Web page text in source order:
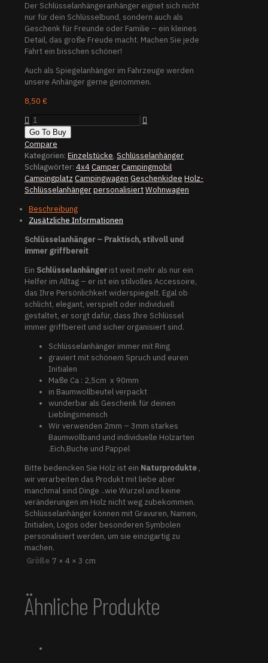
Der Schlüsselanhängeranhänger eignet sich nicht
nur für dein Schlüsselbund, sondern auch als
Geschenk für Freunde oder Familie – ein kleines
Detail, das große Freude macht. Machen Sie jede
Fahrt ein bisschen schöner!
Auch als Spiegelanhänger im Fahrzeuge werden
unsere Anhänger gerne genommen.
8,50 €
Handgefertigter
Schlüsselanhänger
„Ostsee
Camper"
Menge
Go To Buy
Compare
Kategorien: Einzelstücke, Schlüsselanhänger
Schlagwörter: 4x4CamperCampingmobil
Campingplatz Campingwagen Geschenkidee Holz-
SchlüsselanhängerpersonalisiertWohnwagen
Beschreibung
Zusätzliche Informationen
Schlüsselanhänger – Praktisch, stilvoll und
immer griffbereit
Ein Schlüsselanhängerist weit mehr als nur ein
Helfer im Alltag – er ist ein stilvolles Accessoire,
das Ihre Persönlichkeit widerspiegelt. Egal ob
schlicht, elegant, verspielt oder individuell
gestaltet, er sorgt dafür, dass Ihre Schlüssel
immer griffbereit und sicher organisiert sind.
Schlüsselanhänger immer mit Ring
graviert mit schönem Spruch und euren
Initialen
Maße Ca : 2,5cm x 90mm
in Baumwollbeutel verpackt
wunderbar als Geschenk für deinen
Lieblingsmensch
Wir verwenden 2mm – 3mm starkes
Baumwollband und individuelle Holzarten
.Eich,Buche und Pappel
Bitte bedencken Sie Holz ist ein Naturprodukte ,
wir verarbeiten das Produkt mit liebe aber
manchmal sind Dinge ..wie Wurzel und keine
veränderungen im Holz nicht weg zubekommen.
Schlüsselanhänger können mit Gravuren, Namen,
Initialen, Logos oder besonderen Symbolen
personalisiert werden, um sie einzigartig zu
machen.
Größe 7 × 4 × 3 cm
Ähnliche Produkte